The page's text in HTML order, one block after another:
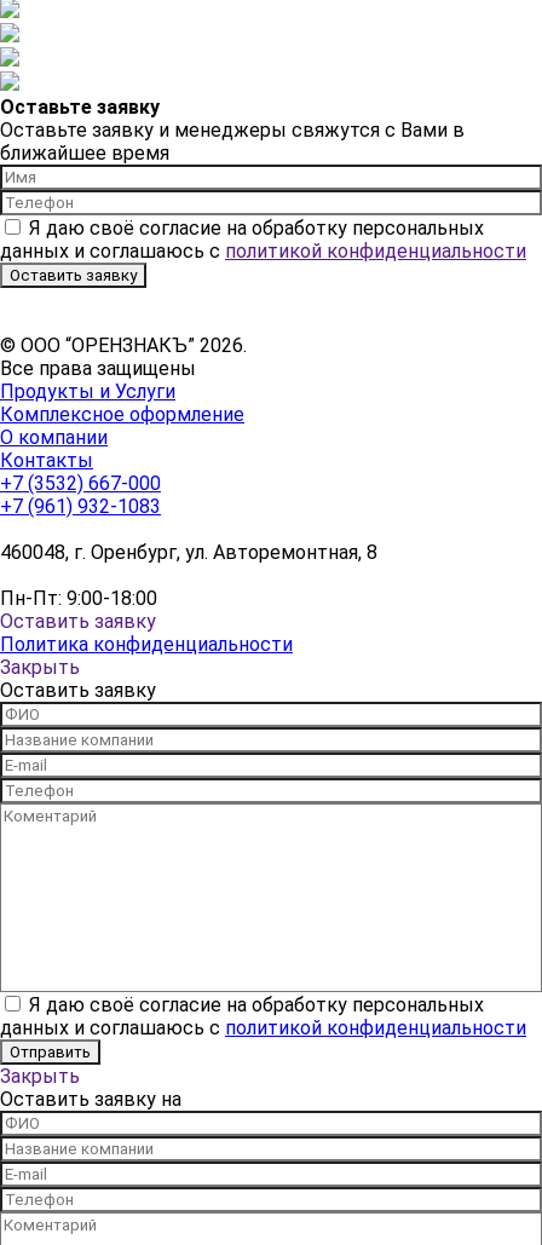
Оставьте заявку
Оставьте заявку и менеджеры свяжутся с Вами в
ближайшее время
Я даю своё согласие на обработку персональных
данных и соглашаюсь с политикой конфиденциальности
Оставить заявку
© ООО “ОРЕНЗНАКЪ” 2026.
Все права защищены
Продукты и Услуги
Комплексное оформление
О компании
Контакты
+7 (3532) 667-000
+7 (961) 932-1083
460048, г. Оренбург, ул. Авторемонтная, 8
Пн-Пт: 9:00-18:00
Оставить заявку
Политика конфиденциальности
Закрыть
Оставить заявку
Я даю своё согласие на обработку персональных
данных и соглашаюсь с политикой конфиденциальности
Закрыть
Оставить заявку на